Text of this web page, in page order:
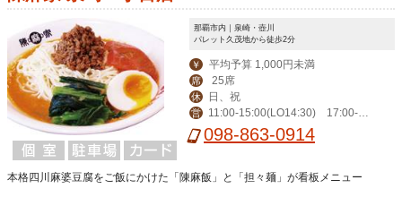
那覇市内｜泉崎・壺川
パレット久茂地から徒歩2分
￥ 平均予算 1,000円未満
席 25席
休 日、祝
営
11:00-15:00(LO14:30) 17:00-2
3:00（LO22:45）
098-863-0914
本格四川麻婆豆腐をご飯にかけた「陳麻飯」と「担々麺」が看板メニュー